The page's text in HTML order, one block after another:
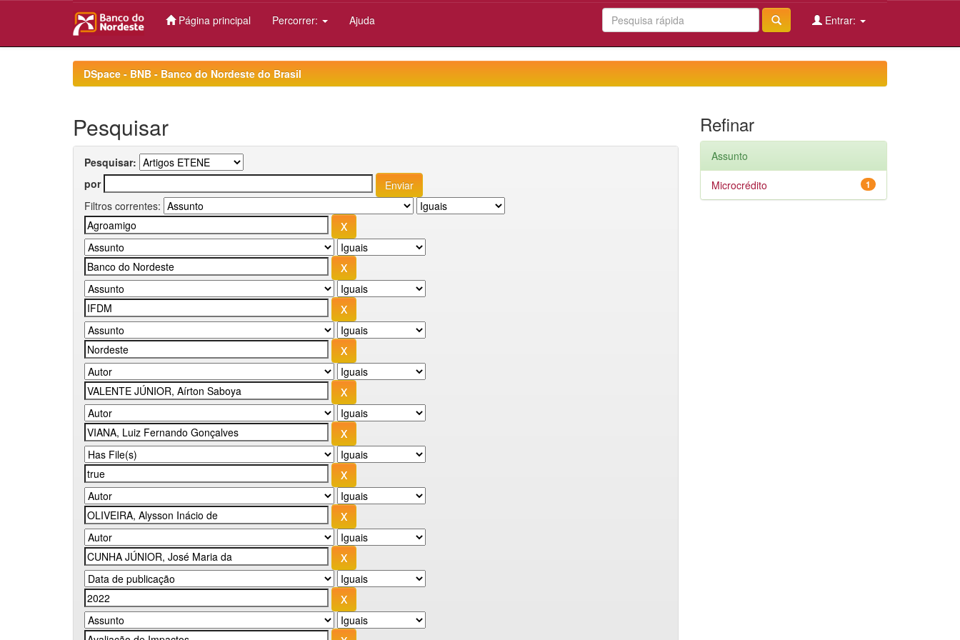
Página principal Percorrer: Ajuda Entrar:
DSpace - BNB - Banco do Nordeste do Brasil
Pesquisar
Pesquisar:
por
Filtros correntes:
Refinar
Assunto
1
Microcrédito